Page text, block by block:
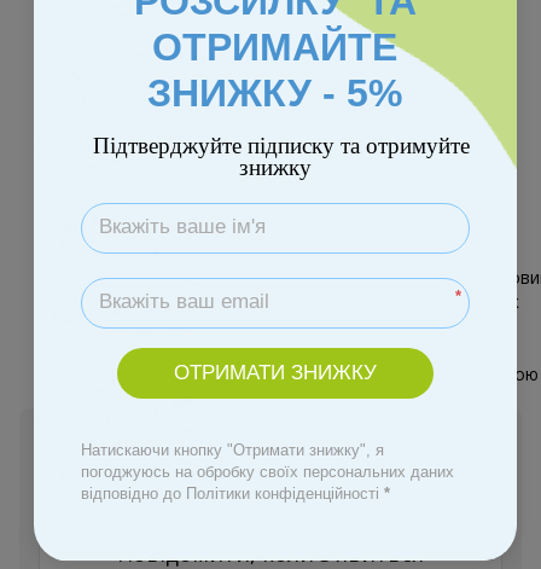
Колір
Немає в наявності
219 грн
Повідомити, коли з'явиться
ОТРИМАЙТЕ
ЗНИЖКУ - 5%
Підтверджуйте підписку та отримуйте
знижку
*
ОТРИМАТИ ЗНИЖКУ
Натискаючи кнопку "Отримати знижку", я
погоджуюсь на обробку своїх персональних даних
відповідно до Політики конфіденційності *